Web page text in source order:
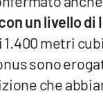
un livello di
metri
sono
che